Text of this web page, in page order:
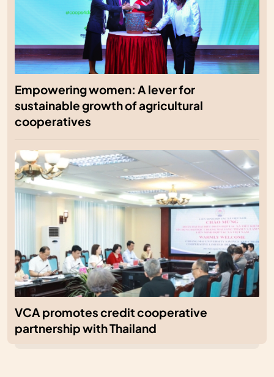
Empowering women: A lever for
sustainable growth of agricultural
cooperatives
VCA promotes credit cooperative
partnership with Thailand